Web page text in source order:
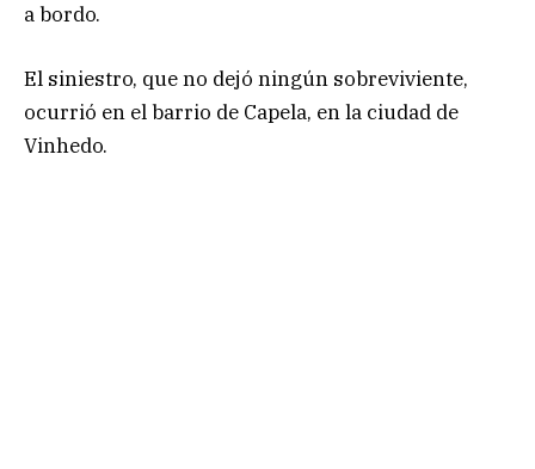
a bordo.
El siniestro, que no dejó ningún sobreviviente,
ocurrió en el barrio de Capela, en la ciudad de
Vinhedo.